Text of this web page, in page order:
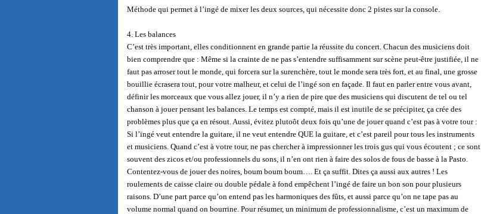
Méthode qui permet à l’ingé de mixer les deux sources, qui nécessite donc 2 pistes sur la console.
4. Les balances
C’est très important, elles conditionnent en grande partie la réussite du concert. Chacun des musiciens doit
bien comprendre que : Même si la crainte de ne pas s’entendre suffisamment sur scène peut-être justifiée, il ne
faut pas arroser tout le monde, qui forcera sur la surenchère, tout le monde sera très fort, et au final, une grosse
bouillie écrasera tout, pour votre malheur, et celui de l’ingé son en façade. Il faut en parler entre vous avant,
définir les morceaux que vous allez jouer, il n’y a rien de pire que des musiciens qui discutent de tel ou tel
chanson à jouer pensant les balances. Le temps est compté, mais il est inutile de se précipiter, ça crée des
problèmes plus que ça en résout. Aussi, évitez plutoôt deux fois qu’une de jouer quand c’est pas à votre tour :
Si l’ingé veut entendre la guitare, il ne veut entendre QUE la guitare, et c’est pareil pour tous les instruments
et musiciens. Quand c’est à votre tour, ne pas chercher à impressionner les trois gus qui vous écoutent ; ce sont
souvent des zicos et/ou professionnels du sons, il n’en ont rien à faire des solos de fous de basse à la Pasto.
Contentez-vous de jouer des noires, boum boum boum…. Et ça suffit. Dites ça aussi aux autres ! Les
roulements de caisse claire ou double pédale à fond empêchent l’ingé de faire un bon son pour plusieurs
raisons. D’une part parce qu’on entend pas les harmoniques des fûts, et aussi parce qu’on ne tape pas au
volume normal quand on bourrine. Pour résumer, un minimum de professionnalisme, c’est un maximum de